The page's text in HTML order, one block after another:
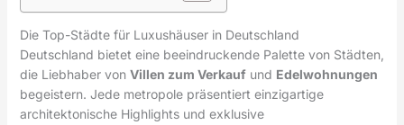
Die Top-Städte für Luxushäuser in Deutschland
Deutschland bietet eine beeindruckende Palette von Städten,
die Liebhaber von Villen zum Verkaufund Edelwohnungen
begeistern. Jede metropole präsentiert einzigartige
architektonische Highlights und exklusive